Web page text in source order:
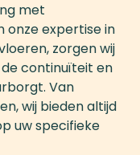
met
onze expertise in
zorgen wij
continuïteit en
Van
wij bieden altijd
uw specifieke